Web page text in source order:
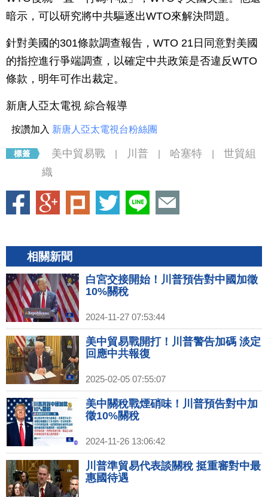
暗示，可以研究將中共驅逐出WTO來解決問題。
針對美國的301條款調查報告，WTO 21日同意對美國
的指控進行爭端調查，以確定中共政策是否違反WTO
條款，明年可作出裁定。
新唐人亞太電視 綜合報導
按讚加入 新唐人亞太電視台粉絲團
美中貿易戰 川普 哈塞特
世貿組
織
相關新聞
白宮交接開始！川普預告對中國加徵
10%關稅
2024-11-27 07:53:44
美中貿易戰開打！川普警告加碼 淡定
回應中共報復
2025-02-05 07:55:07
美中關稅戰煙硝味！川普預告對中加
徵10%關稅
2024-11-26 13:06:42
川普準貿易代表談關稅 挺重審對中最
惠國待遇